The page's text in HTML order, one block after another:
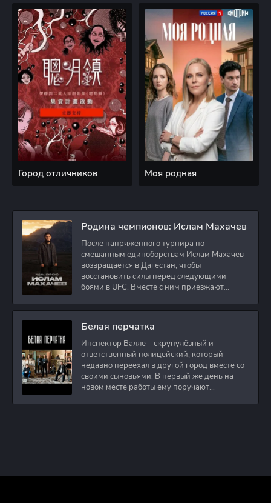
Город отличников Моя родная
Родина чемпионов: Ислам Махачев
После напряженного турнира по
смешанным единоборствам Ислам Махачев
возвращается в Дагестан, чтобы
восстановить силы перед следующими
боями в UFC. Вместе с ним приезжают
Белая перчатка
Инспектор Валле – скрупулёзный и
ответственный полицейский, который
недавно переехал в другой город вместе со
своими сыновьями. В первый же день на
новом месте работы ему поручают